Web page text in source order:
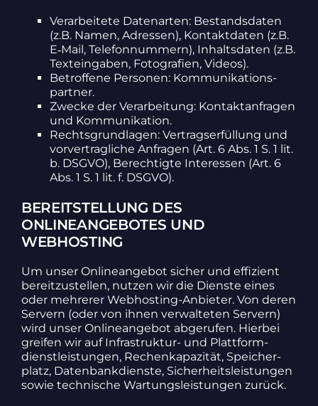
Verar­bei­tete Daten­arten: Bestands­daten
(z.B. Namen, Adressen), Kontakt­daten (z.B.
E‑Mail, Tele­fon­num­mern), Inhalts­daten (z.B.
Text­ein­gaben, Foto­gra­fien, Videos).
Betrof­fene Personen: Kommu­ni­ka­ti­ons­
partner.
Zwecke der Verar­bei­tung: Kontakt­an­fragen
und Kommu­ni­ka­tion.
Rechts­grund­lagen: Vertrags­er­fül­lung und
vorver­trag­liche Anfragen (Art. 6 Abs. 1 S. 1 lit.
b. DSGVO), Berech­tigte Inter­essen (Art. 6
Abs. 1 S. 1 lit. f. DSGVO).
BEREITSTELLUNG DES
ONLINEANGEBOTES UND
WEBHOSTING
Um unser Online­an­gebot sicher und effi­zient
bereit­zu­stellen, nutzen wir die Dienste eines
oder mehrerer Webhos­ting-Anbieter. Von deren
Servern (oder von ihnen verwal­teten Servern)
wird unser Online­an­gebot abge­rufen. Hierbei
greifen wir auf Infra­struktur- und Platt­form­
dienst­leis­tungen, Rechen­ka­pa­zität, Spei­cher­
platz, Daten­bank­dienste, Sicher­heits­leis­tungen
sowie tech­ni­sche Wartungs­leis­tungen zurück.